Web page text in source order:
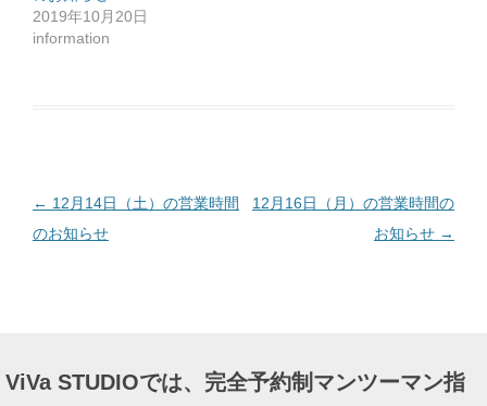
て
く
だ
さ
で
開
ま
す
2019年10月20日
information
投
稿
シ
← 12月14日（土）の営業時間
のお知らせ
12月16日（月）の営業時間の
お知らせ →
ViVa STUDIOでは、完全予約制マンツーマン指